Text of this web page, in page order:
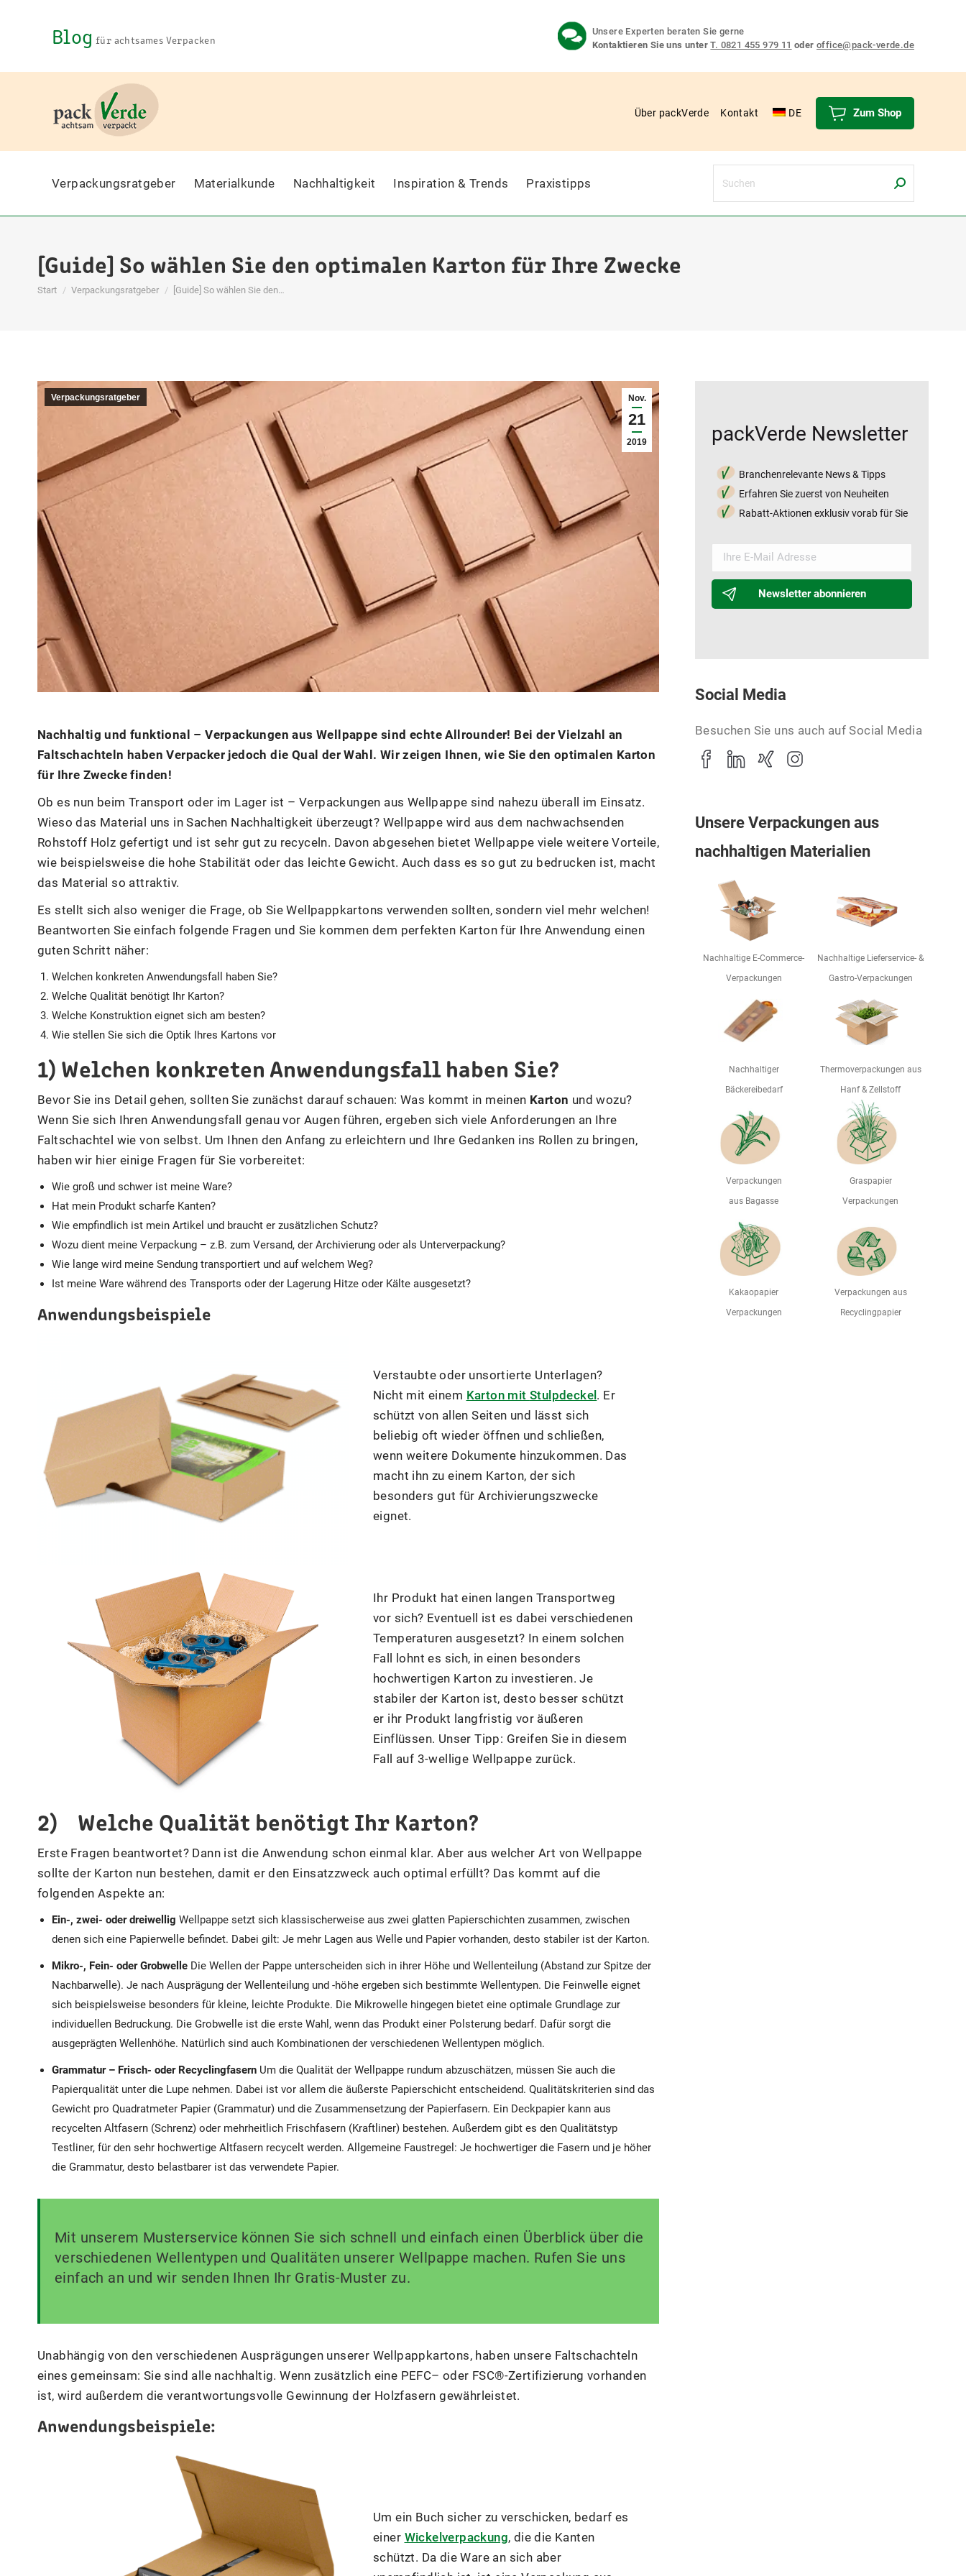
Blog für achtsames Verpacken
Unsere Experten beraten Sie gerne
Kontaktieren Sie uns unterT. 0821 455 979 11 oderoffice@pack-verde.de
Über packVerde Kontakt DE Zum Shop
Verpackungsratgeber Materialkunde Nachhaltigkeit Inspiration & Trends Praxistipps
[Guide] So wählen Sie den optimalen Karton für Ihre Zwecke
Sie befinden sich hier:
Start Verpackungsratgeber [Guide] So wählen Sie den…
Nov.
21
2019
Verpackungsratgeber
Nachhaltig und funktional – Verpackungen aus Wellpappe sind echte Allrounder! Bei der Vielzahl an
Faltschachteln haben Verpacker jedoch die Qual der Wahl. Wir zeigen Ihnen, wie Sie den optimalen Karton
für Ihre Zwecke finden!
Ob es nun beim Transport oder im Lager ist – Verpackungen aus Wellpappe sind nahezu überall im Einsatz.
Wieso das Material uns in Sachen Nachhaltigkeit überzeugt? Wellpappe wird aus dem nachwachsenden
Rohstoff Holz gefertigt und ist sehr gut zu recyceln. Davon abgesehen bietet Wellpappe viele weitere Vorteile,
wie beispielsweise die hohe Stabilität oder das leichte Gewicht. Auch dass es so gut zu bedrucken ist, macht
das Material so attraktiv.
Es stellt sich also weniger die Frage, ob Sie Wellpappkartons verwenden sollten, sondern viel mehr welchen!
Beantworten Sie einfach folgende Fragen und Sie kommen dem perfekten Karton für Ihre Anwendung einen
guten Schritt näher:
Welchen konkreten Anwendungsfall haben Sie?
Welche Qualität benötigt Ihr Karton?
Welche Konstruktion eignet sich am besten?
Wie stellen Sie sich die Optik Ihres Kartons vor
1) Welchen konkreten Anwendungsfall haben Sie?
Bevor Sie ins Detail gehen, sollten Sie zunächst darauf schauen: Was kommt in meinen Karton und wozu?
Wenn Sie sich Ihren Anwendungsfall genau vor Augen führen, ergeben sich viele Anforderungen an Ihre
Faltschachtel wie von selbst. Um Ihnen den Anfang zu erleichtern und Ihre Gedanken ins Rollen zu bringen,
haben wir hier einige Fragen für Sie vorbereitet:
Wie groß und schwer ist meine Ware?
Hat mein Produkt scharfe Kanten?
Wie empfindlich ist mein Artikel und braucht er zusätzlichen Schutz?
Wozu dient meine Verpackung – z.B. zum Versand, der Archivierung oder als Unterverpackung?
Wie lange wird meine Sendung transportiert und auf welchem Weg?
Ist meine Ware während des Transports oder der Lagerung Hitze oder Kälte ausgesetzt?
Anwendungsbeispiele
Verstaubte oder unsortierte Unterlagen?
Nicht mit einem Karton mit Stulpdeckel. Er
schützt von allen Seiten und lässt sich
beliebig oft wieder öffnen und schließen,
wenn weitere Dokumente hinzukommen. Das
macht ihn zu einem Karton, der sich
besonders gut für Archivierungszwecke
eignet.
Ihr Produkt hat einen langen Transportweg
vor sich? Eventuell ist es dabei verschiedenen
Temperaturen ausgesetzt? In einem solchen
Fall lohnt es sich, in einen besonders
hochwertigen Karton zu investieren. Je
stabiler der Karton ist, desto besser schützt
er ihr Produkt langfristig vor äußeren
Einflüssen. Unser Tipp: Greifen Sie in diesem
Fall auf 3-wellige Wellpappe zurück.
2) Welche Qualität benötigt Ihr Karton?
Erste Fragen beantwortet? Dann ist die Anwendung schon einmal klar. Aber aus welcher Art von Wellpappe
sollte der Karton nun bestehen, damit er den Einsatzzweck auch optimal erfüllt? Das kommt auf die
folgenden Aspekte an:
Ein-, zwei- oder dreiwellig Wellpappe setzt sich klassischerweise aus zwei glatten Papierschichten zusammen, zwischen
denen sich eine Papierwelle befindet. Dabei gilt: Je mehr Lagen aus Welle und Papier vorhanden, desto stabiler ist der Karton.
Mikro-, Fein- oder Grobwelle Die Wellen der Pappe unterscheiden sich in ihrer Höhe und Wellenteilung (Abstand zur Spitze der
Nachbarwelle). Je nach Ausprägung der Wellenteilung und -höhe ergeben sich bestimmte Wellentypen. Die Feinwelle eignet
sich beispielsweise besonders für kleine, leichte Produkte. Die Mikrowelle hingegen bietet eine optimale Grundlage zur
individuellen Bedruckung. Die Grobwelle ist die erste Wahl, wenn das Produkt einer Polsterung bedarf. Dafür sorgt die
ausgeprägten Wellenhöhe. Natürlich sind auch Kombinationen der verschiedenen Wellentypen möglich.
Grammatur – Frisch- oder Recyclingfasern Um die Qualität der Wellpappe rundum abzuschätzen, müssen Sie auch die
Papierqualität unter die Lupe nehmen. Dabei ist vor allem die äußerste Papierschicht entscheidend. Qualitätskriterien sind das
Gewicht pro Quadratmeter Papier (Grammatur) und die Zusammensetzung der Papierfasern. Ein Deckpapier kann aus
recycelten Altfasern (Schrenz) oder mehrheitlich Frischfasern (Kraftliner) bestehen. Außerdem gibt es den Qualitätstyp
Testliner, für den sehr hochwertige Altfasern recycelt werden. Allgemeine Faustregel: Je hochwertiger die Fasern und je höher
die Grammatur, desto belastbarer ist das verwendete Papier.
Mit unserem Musterservice können Sie sich schnell und einfach einen Überblick über die
verschiedenen Wellentypen und Qualitäten unserer Wellpappe machen. Rufen Sie uns
einfach an und wir senden Ihnen Ihr Gratis-Muster zu.
Unabhängig von den verschiedenen Ausprägungen unserer Wellpappkartons, haben unsere Faltschachteln
eines gemeinsam: Sie sind alle nachhaltig. Wenn zusätzlich eine PEFC– oder FSC®-Zertifizierung vorhanden
ist, wird außerdem die verantwortungsvolle Gewinnung der Holzfasern gewährleistet.
Anwendungsbeispiele:
Um ein Buch sicher zu verschicken, bedarf es
einer Wickelverpackung, die die Kanten
schützt. Da die Ware an sich aber
packVerde Newsletter
Branchenrelevante News & Tipps
Erfahren Sie zuerst von Neuheiten
Rabatt-Aktionen exklusiv vorab für Sie
Newsletter abonnieren
Social Media
Besuchen Sie uns auch auf Social Media
Unsere Verpackungen aus
nachhaltigen Materialien
Nachhaltige E-Commerce-
Verpackungen
Nachhaltige Lieferservice- &
Gastro-Verpackungen
Nachhaltiger
Bäckereibedarf
Thermoverpackungen aus
Hanf & Zellstoff
Verpackungen
aus Bagasse
Graspapier
Verpackungen
Kakaopapier
Verpackungen
Verpackungen aus
Recyclingpapier